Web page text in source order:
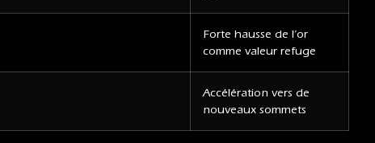
Forte hausse de l’or
comme valeur refuge
Accélération vers de
nouveaux sommets